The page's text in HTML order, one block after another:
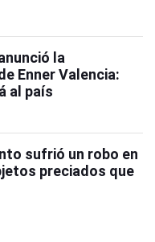
la
Enner Valencia:
al país
sufrió un robo en
preciados que